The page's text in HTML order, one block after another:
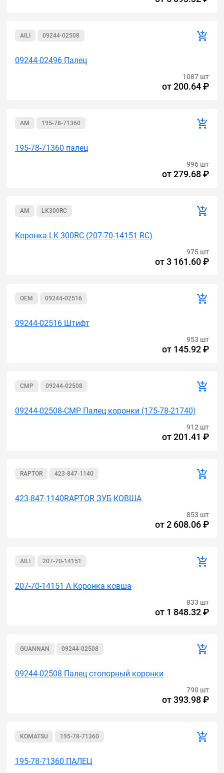
AILI 09244-02508
09244-02496 Палец
1087 шт
от200.64 ₽
AM 195-78-71360
195-78-71360 палец
996 шт
от279.68 ₽
AM LK300RC
Коронка LK 300RC (207-70-14151 RC)
975 шт
от3 161.60 ₽
OEM 09244-02516
09244-02516 Штифт
953 шт
от 145.92 ₽
CMP 09244-02508
09244-02508-CMP Палец коронки (175-78-21740)
912 шт
от201.41 ₽
RAPTOR 423-847-1140
423-847-1140RAPTOR ЗУБ КОВША
853 шт
от2 608.06 ₽
AILI 207-70-14151
207-70-14151 A Коронка ковша
833 шт
от 1 848.32 ₽
GUANNAN 09244-02508
09244-02508 Палец стопорный коронки
790 шт
от393.98 ₽
KOMATSU 195-78-71360
195-78-71360 ПАЛЕЦ